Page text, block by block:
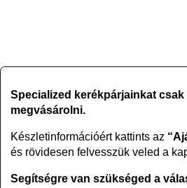
Specialized kerékpárjainkat
megvásárolni.
Készletinformációért kattints az
és rövidesen felvesszük veled a
Segítségre van szükséged a